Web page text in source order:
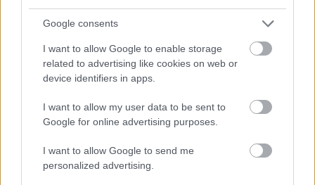
Google consents
I want to allow Google to enable storage
related to advertising like cookies on web or
device identifiers in apps.
I want to allow my user data to be sent to
Google for online advertising purposes.
I want to allow Google to send me
personalized advertising.